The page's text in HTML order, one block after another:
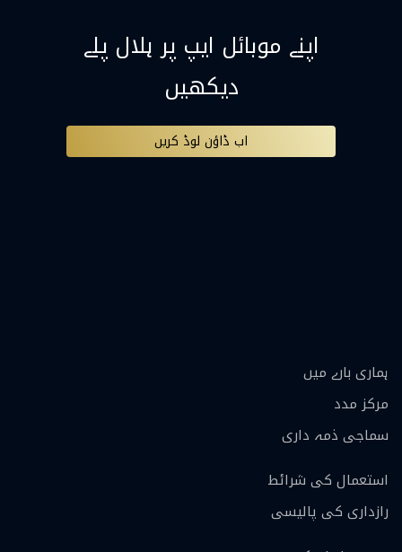
اپنے موبائل ایپ پر ہلال پلے
دیکھیں
اب ڈاؤن لوڈ کریں
ہماری بارے ميں
مرکز مدد
سماجی ذمہ داری
استعمال کی شرائط
رازداری کی پالیسی